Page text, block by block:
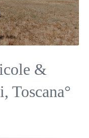
&
Toscana°